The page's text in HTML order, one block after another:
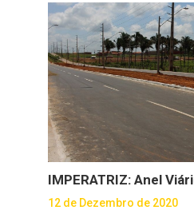
IMPERATRIZ: Anel
12 de Dezembro de 2020